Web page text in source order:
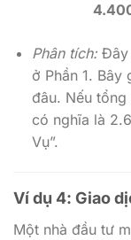
Phân tích:Đây
ở Phần 1.
đâu. Nếu
có nghĩa là
Vụ”.
Ví dụ 4: Giao
Một nhà đầu tư